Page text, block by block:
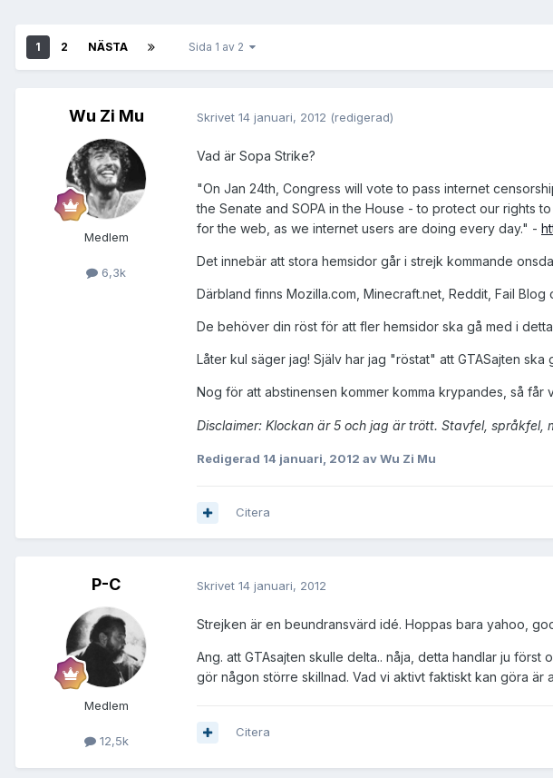
1 2 NÄSTA Sida 1 av 2
Wu Zi Mu
Medlem
6,3k
Skrivet 14 januari, 2012 (redigerad)
Vad är Sopa Strike?
"On Jan 24th, Congress will vote to pass internet
the Senate and SOPA in the House - to protect our rights
for the web, as we internet users are doing every day." -
Det innebär att stora hemsidor går i strejk kommande
Därbland finns Mozilla.com, Minecraft.net, Reddit, Fail Blog
De behöver din röst för att fler hemsidor ska gå med i
Låter kul säger jag! Själv har jag "röstat" att GTASajten ska
Nog för att abstinensen kommer komma krypandes, så får
Disclaimer: Klockan är 5 och jag är trött. Stavfel, språkfel,
Redigerad 14 januari, 2012 av Wu Zi Mu
Citera
P-C
Medlem
12,5k
Skrivet 14 januari, 2012
Strejken är en beundransvärd idé. Hoppas bara yahoo,
Ang. att GTAsajten skulle delta.. nåja, detta handlar ju
gör någon större skillnad. Vad vi aktivt faktiskt kan göra
Citera